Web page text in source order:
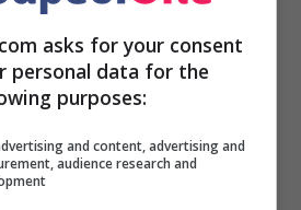
pelle, creando una
radicali liberi. Inoltre, grazie
e
la pelle e la protegge
di soia: valori nutrizionali e
asks for your consent
personal data for the
purposes:
and content, advertising and
audience research and